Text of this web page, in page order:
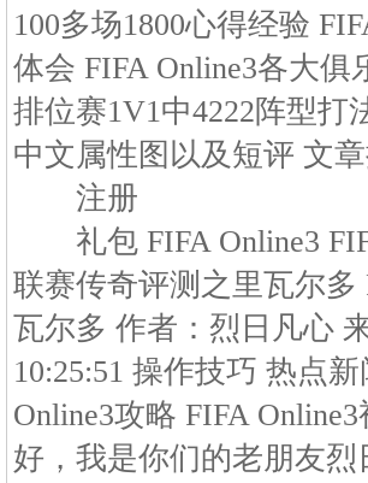
100多场1800心得经验
体会 FIFA Online3各大
排位赛1V1中4222阵型打
中文属性图以及短评 文
注册
礼包 FIFA Online3
联赛传奇评测之里瓦尔多
瓦尔多 作者：烈日凡心
10:25:51 操作技巧 热点
Online3攻略 FIFA
好，我是你们的老朋友